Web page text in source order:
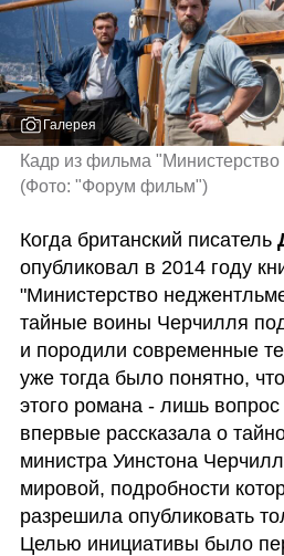
Галерея
(Фото: "Форум фильм")
Когда британский писатель
опубликовал в 2014 году
"Министерство
тайные воины Черчилля
и породили современные
уже тогда было понятно,
этого романа - лишь
впервые рассказала о
министра Уинстона
мировой, подробности
разрешила опубликовать
Целью инициативы было